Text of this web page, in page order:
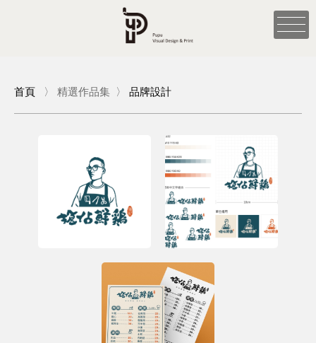
首頁 〉 精選作品集 〉 品牌設計